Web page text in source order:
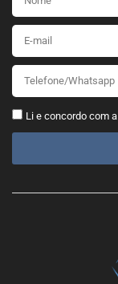
Li e concordo com a